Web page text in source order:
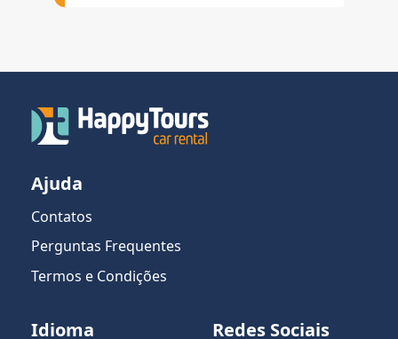
Ajuda
Contatos
Perguntas Frequentes
Termos e Condições
Idioma Redes Sociais